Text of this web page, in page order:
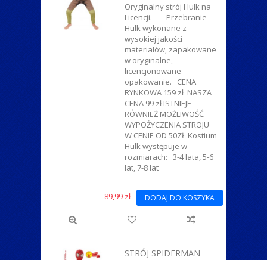
Oryginalny strój Hulk na
Licencji. Przebranie
Hulk wykonane z
wysokiej jakości
materiałów, zapakowane
w oryginalne,
licencjonowane
opakowanie. CENA
RYNKOWA 159 zł NASZA
CENA 99 zł ISTNIEJE
RÓWNIEŻ MOŻLIWOŚĆ
WYPOŻYCZENIA STROJU
W CENIE OD 50ZŁ Kostium
Hulk występuje w
rozmiarach: 3-4 lata, 5-6
lat, 7-8 lat
89,99 zł DODAJ DO KOSZYKA
STRÓJ SPIDERMAN